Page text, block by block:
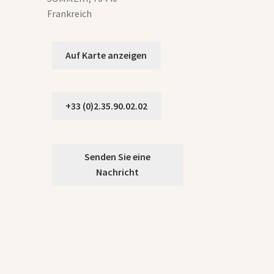
Frankreich
Auf Karte anzeigen
+33 (0)2.35.90.02.02
Senden Sie eine
Nachricht